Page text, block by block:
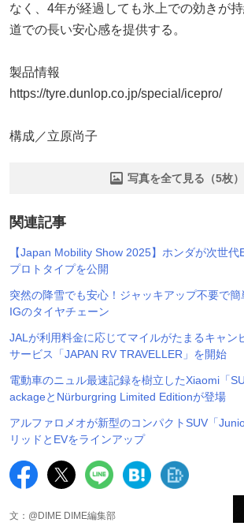
なく、4年が経過しても氷上での効きが
道での長い安心感を提供する。
製品情報
https://tyre.dunlop.co.jp/special/icepro/
構成／立原尚子
写真を全て見る（5枚）
関連記事
【Japan Mobility Show 2025】ホンダが次世
プロトタイプを公開
突然の降雪でも安心！ジャッキアップ不要で
IGのタイヤチェーン
JALが利用料金に応じてマイルがたまるキャン
サービス「JAPAN RV TRAVELLER」を開始
電動車のニュル最速記録を樹立したXiaomi「
ackageとNürburgring Limited Editionが登場
アルファロメオが新型のコンパクトSUV「
リッドとEVをラインアップ
文：@DIME DIME編集部